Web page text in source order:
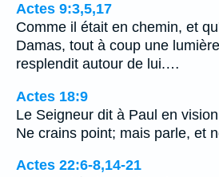
Actes 9:3,5,17
Comme il était en chemin, et
Damas, tout à coup une
resplendit autour de lui.…
Actes 18:9
Le Seigneur dit à Paul en
Ne crains point; mais parle, et
Actes 22:6-8,14-21